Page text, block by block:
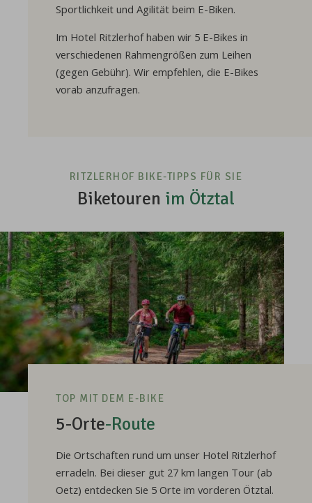
Sportlichkeit und Agilität beim E-Biken.
Im Hotel Ritzlerhof haben wir 5 E-Bikes in
verschiedenen Rahmengrößen zum Leihen
(gegen Gebühr). Wir empfehlen, die E-Bikes
vorab anzufragen.
RITZLERHOF BIKE-TIPPS FÜR SIE
Biketouren im Ötztal
TOP MIT DEM E-BIKE
5-Orte-Route
Die Ortschaften rund um unser Hotel Ritzlerhof
erradeln. Bei dieser gut 27 km langen Tour (ab
Oetz) entdecken Sie 5 Orte im vorderen Ötztal.